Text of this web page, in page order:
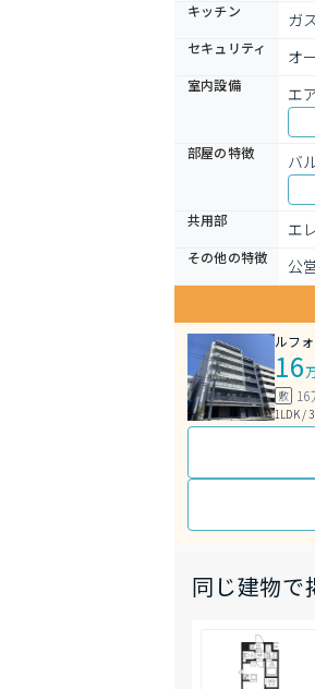
キッチン ガ
セキュリティ オ
室内設備 エ
部屋の特徴
バ
共用部
エ
その他の特徴
公
ルフ
16
敷 16
1LDK /
同じ建物で